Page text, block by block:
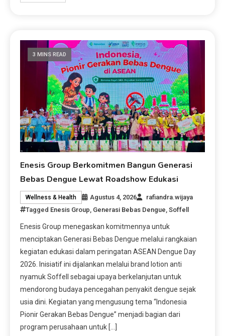
3 MINS READ
Enesis Group Berkomitmen Bangun Generasi
Bebas Dengue Lewat Roadshow Edukasi
Wellness & Health Agustus 4, 2026
rafiandra.wijaya
Tagged Enesis Group Generasi Bebas Dengue ,Soffell
Enesis Group menegaskan komitmennya untuk
menciptakan Generasi Bebas Dengue melalui rangkaian
kegiatan edukasi dalam peringatan ASEAN Dengue Day
2026. Inisiatif ini dijalankan melalui brand lotion anti
nyamuk Soffell sebagai upaya berkelanjutan untuk
mendorong budaya pencegahan penyakit dengue sejak
usia dini. Kegiatan yang mengusung tema “Indonesia
Pionir Gerakan Bebas Dengue” menjadi bagian dari
program perusahaan untuk […]